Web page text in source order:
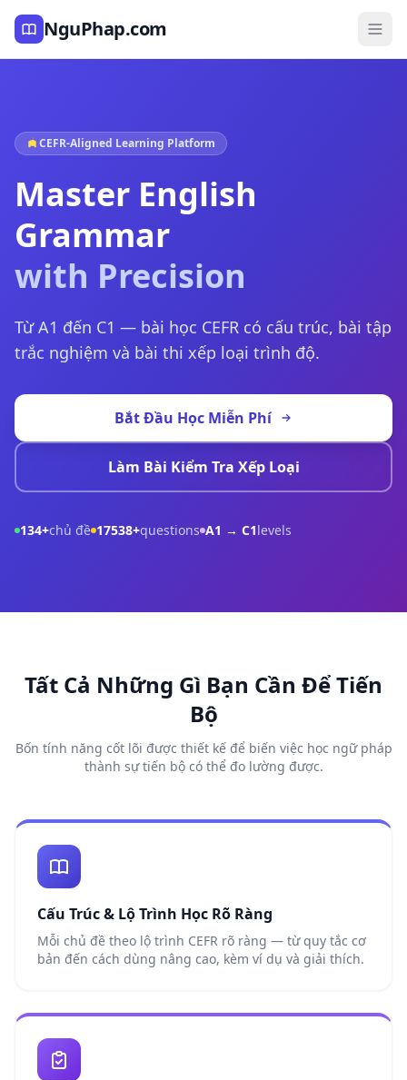
NguPhap.com
CEFR-Aligned Learning Platform
Master English
Grammar
with Precision
Từ A1 đến C1 — bài học CEFR có cấu trúc, bài tập
trắc nghiệm và bài thi xếp loại trình độ.
Bắt Đầu Học Miễn Phí
Làm Bài Kiểm Tra Xếp Loại
134+chủ đề 17538+questions A1 → C1levels
Tất Cả Những Gì Bạn Cần Để Tiến
Bộ
Bốn tính năng cốt lõi được thiết kế để biến việc học ngữ pháp
thành sự tiến bộ có thể đo lường được.
Cấu Trúc & Lộ Trình Học Rõ Ràng
Mỗi chủ đề theo lộ trình CEFR rõ ràng — từ quy tắc cơ
bản đến cách dùng nâng cao, kèm ví dụ và giải thích.